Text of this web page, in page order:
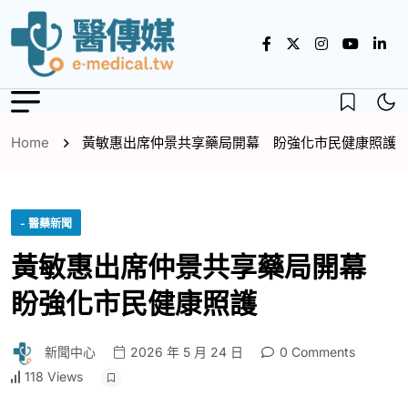
Home 黃敏惠出席仲景共享藥局開幕 盼強化市民健康照護
- 醫藥新聞
黃敏惠出席仲景共享藥局開幕
盼強化市民健康照護
新聞中心 2026 年 5 月 24 日
0 Comments
118 Views